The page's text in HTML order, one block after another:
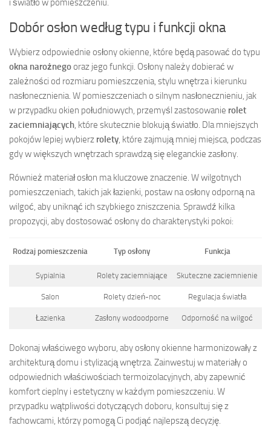
Dobór osłon według typu i funkcji okna
Wybierz odpowiednie osłony okienne, które będą pasować do typu
okna narożnegooraz jego funkcji. Osłony należy dobierać w
zależności od rozmiaru pomieszczenia, stylu wnętrza i kierunku
nasłonecznienia. W pomieszczeniach o silnym nasłonecznieniu, jak
w przypadku okien południowych, przemyśl zastosowanie rolet
zaciemniających , które skutecznie blokują światło. Dla mniejszych
pokojów lepiej wybierz rolety , które zajmują mniej miejsca, podczas
gdy w większych wnętrzach sprawdzą się eleganckie zasłony.
Również materiał osłon ma kluczowe znaczenie. W wilgotnych
pomieszczeniach, takich jak łazienki, postaw na osłony odporną na
wilgoć, aby uniknąć ich szybkiego zniszczenia. Sprawdź kilka
propozycji, aby dostosować osłony do charakterystyki pokoi:
Rodzaj pomieszczenia Typ osłony Funkcja
Sypialnia Rolety zaciemniające Skuteczne zaciemnienie
Salon Rolety dzień-noc Regulacja światła
Łazienka Zasłony wodoodporne Odporność na wilgoć
Dokonaj właściwego wyboru, aby osłony okienne harmonizowały z
architekturą domu i stylizacją wnętrza. Zainwestuj w materiały o
odpowiednich właściwościach termoizolacyjnych, aby zapewnić
komfort cieplny i estetyczny w każdym pomieszczeniu. W
przypadku wątpliwości dotyczących doboru, konsultuj się z
fachowcami, którzy pomogą Ci podjąć najlepszą decyzję.